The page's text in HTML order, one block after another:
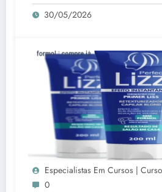
30/05/2026
Especialistas Em Cursos |
0